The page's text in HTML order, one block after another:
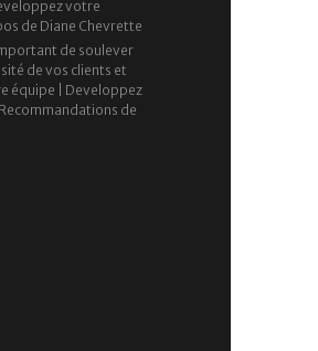
votre
de Diane Chevrette
de soulever
de vos clients et
équipe | Developpez
Recommandations de